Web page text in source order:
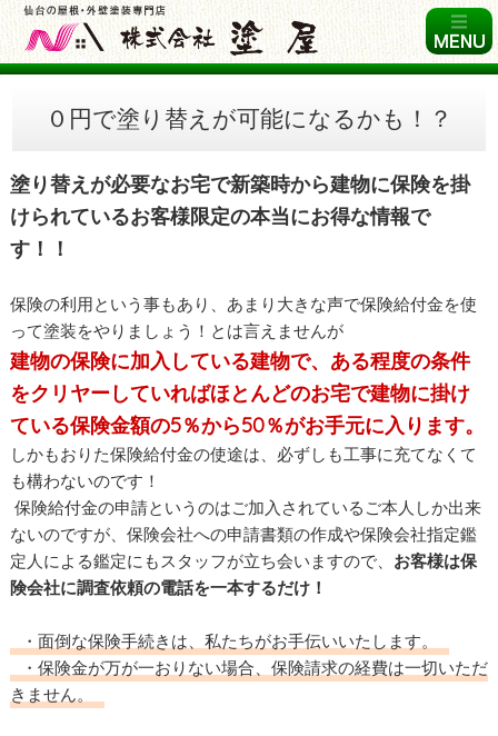
０円で塗り替えが可能になるかも！？
塗り替えが必要なお宅で新築時から建物に保険を掛
けられているお客様限定の本当にお得な情報で
す！！
保険の利用という事もあり、あまり大きな声で保険給付金を使
って塗装をやりましょう！とは言えませんが
建物の保険に加入している建物で、ある程度の条件
をクリヤーしていればほとんどのお宅で建物に掛け
ている保険金額の5％から50％がお手元に入ります。
しかもおりた保険給付金の使途は、必ずしも工事に充てなくて
も構わないのです！
保険給付金の申請というのはご加入されているご本人しか出来
ないのですが、保険会社への申請書類の作成や保険会社指定鑑
定人による鑑定にもスタッフが立ち会いますので、 お客様は保
険会社に調査依頼の電話を一本するだけ！
・面倒な保険手続きは、私たちがお手伝いいたします。
・保険金が万が一おりない場合、保険請求の経費は一切いただ
きません。